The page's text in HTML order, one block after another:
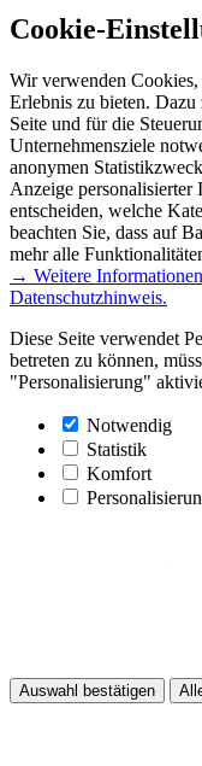
Cookie-
Wir verwenden
Erlebnis zu bieten.
Seite und für die
Unternehmensziele
anonymen
Anzeige personalisierter
entscheiden, welche
beachten Sie, dass auf
mehr alle
→ Weitere
Datenschutzhinweis.
Diese Seite verwendet
betreten zu können,
"Personalisierung"
Notwendig
Statistik
Komfort
Auswahl bestätigen